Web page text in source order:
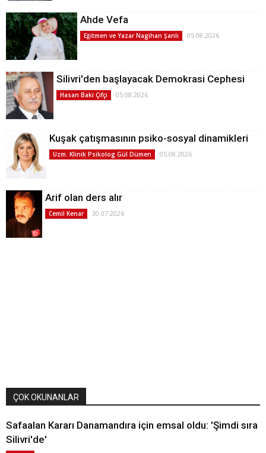
Ahde Vefa
Eğitmen ve Yazar Nagihan Şanlı 05.08.2026
Silivri'den başlayacak Demokrasi Cephesi
Hasan Baki Çifçi 05.08.2026
Kuşak çatışmasının psiko-sosyal dinamikleri
Uzm. Klinik Psikolog Gül Dümen 05.08.2026
Arif olan ders alır
Cemil Kenar 30.07.2026
ÇOK OKUNANLAR
Safaalan Kararı Danamandıra için emsal oldu: 'Şimdi sıra
Silivri'de'